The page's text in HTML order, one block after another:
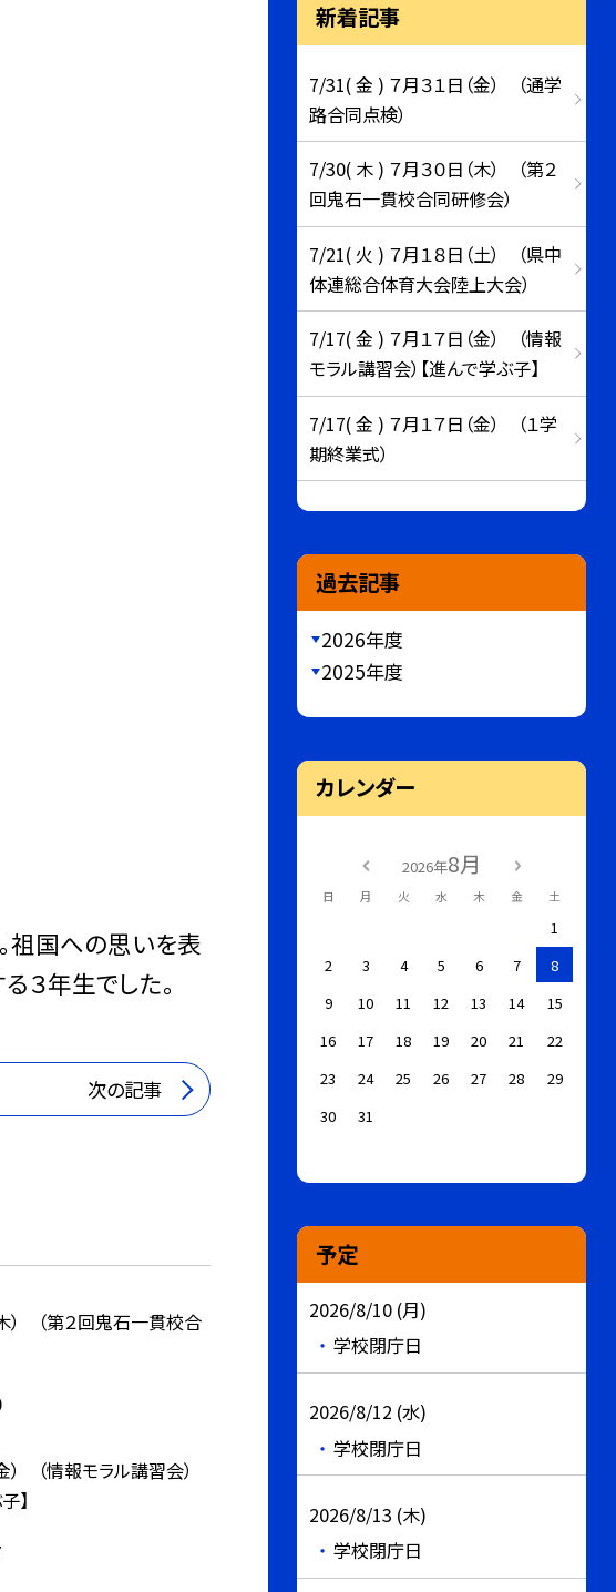
祖国への思いを表
３年生でした。
次の記事
） （第２回鬼石一貫校合
） （情報モラル講習会）
】
新着記事
7/31( 金 ) ７月３１日（金） （通学
路合同点検）
7/30( 木 ) ７月３０日（木） （第２
回鬼石一貫校合同研修会）
7/21( 火 ) ７月１８日（土） （県中
体連総合体育大会陸上大会）
7/17( 金 ) ７月１７日（金） （情報
モラル講習会）【進んで学ぶ子】
7/17( 金 ) ７月１７日（金） （１学
期終業式）
過去記事
2026年度
2025年度
カレンダー
2026年8月
日 月 火 水 木 金 土
1
2
3 4 5 6 7
8
9
10 11 12 13 14
15
16
17 18 19 20 21
22
23
24 25 26 27 28
29
30
31
予定
2026/8/10 (月)
学校閉庁日
2026/8/12 (水)
学校閉庁日
2026/8/13 (木)
学校閉庁日